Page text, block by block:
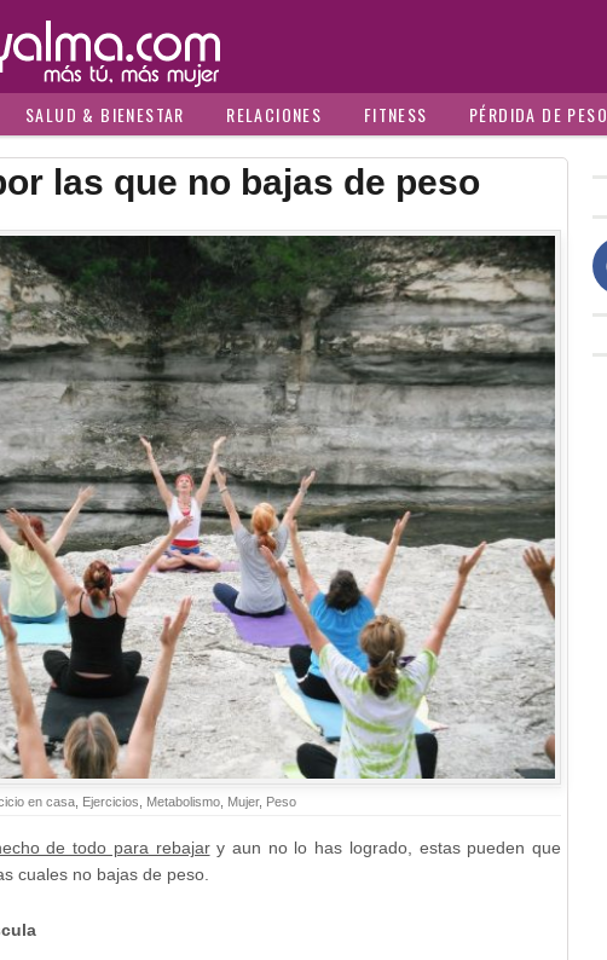
SALUD & BIENESTAR RELACIONES FITNESS PÉRDIDA DE PESO
las que no bajas de peso
en casa Ejercicios Metabolismo Mujer, Peso
de todo para rebajary aun no lo has logrado, estas pueden que
cuales no bajas de peso.